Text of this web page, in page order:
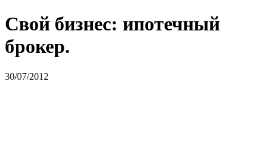
Свой бизнес: ипотечный
брокер.
30/07/2012